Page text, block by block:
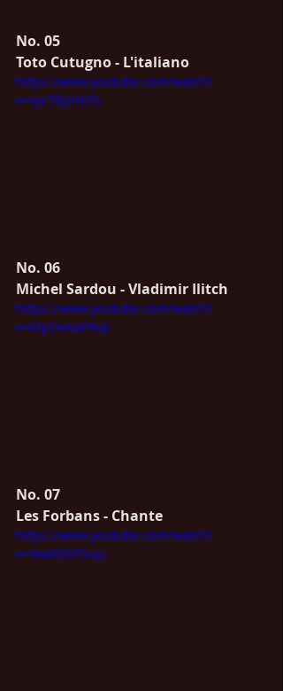
No. 05
Toto Cutugno - L'italiano
https://www.youtube.com/watch?
v=syc78JzHGTs
No. 06
Michel Sardou - Vladimir Ilitch
https://www.youtube.com/watch?
v=KtpOwvaPNqI
No. 07
Les Forbans - Chante
https://www.youtube.com/watch?
v=VxwtDSP5vqs